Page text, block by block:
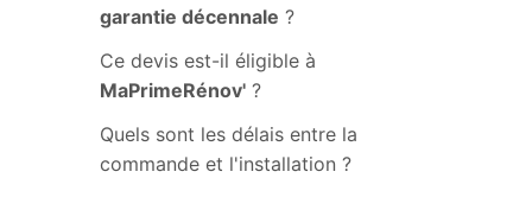
garantie décennale ?
Ce devis est-il éligible à
MaPrimeRénov' ?
Quels sont les délais entre la
commande et l'installation ?